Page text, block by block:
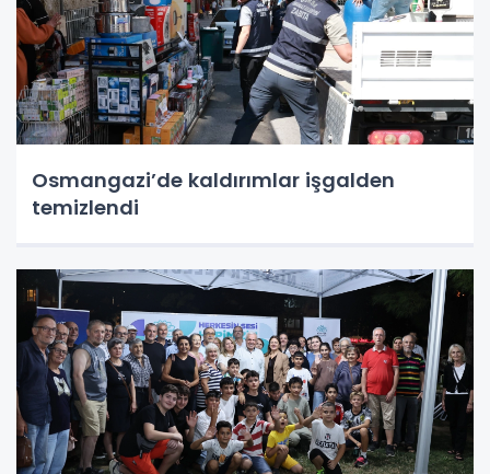
Osmangazi’de kaldırımlar işgalden
temizlendi